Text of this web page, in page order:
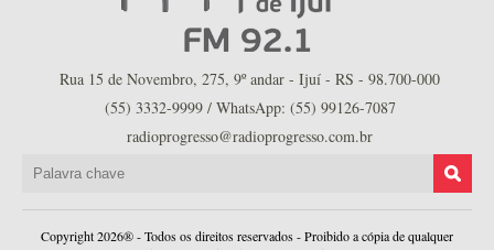
Rua 15 de Novembro, 275, 9º andar - Ijuí - RS - 98.700-000
(55) 3332-9999 / WhatsApp: (55) 99126-7087
radioprogresso@radioprogresso.com.br
Copyright 2026® - Todos os direitos reservados - Proibido a cópia de qualquer